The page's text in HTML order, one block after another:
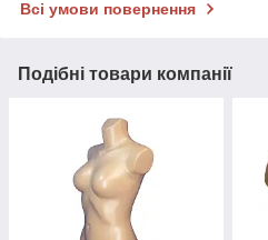
Всі умови повернення
Подібні товари компанії